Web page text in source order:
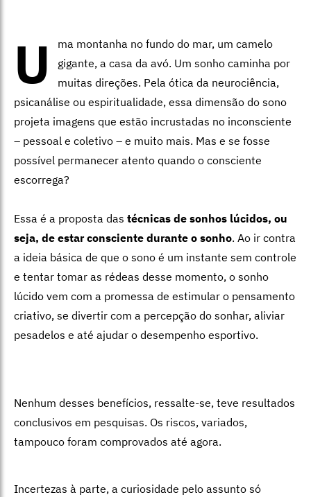
U
ma montanha no fundo do mar, um camelo
gigante, a casa da avó. Um sonho caminha por
muitas direções. Pela ótica da neurociência,
psicanálise ou espiritualidade, essa dimensão do sono
projeta imagens que estão incrustadas no inconsciente
– pessoal e coletivo – e muito mais. Mas e se fosse
possível permanecer atento quando o consciente
escorrega?
Essa é a proposta das técnicas de sonhos lúcidos, ou
seja, de estar consciente durante o sonho. Ao ir contra
a ideia básica de que o sono é um instante sem controle
e tentar tomar as rédeas desse momento, o sonho
lúcido vem com a promessa de estimular o pensamento
criativo, se divertir com a percepção do sonhar, aliviar
pesadelos e até ajudar o desempenho esportivo.
Nenhum desses benefícios, ressalte-se, teve resultados
conclusivos em pesquisas. Os riscos, variados,
tampouco foram comprovados até agora.
Incertezas à parte, a curiosidade pelo assunto só